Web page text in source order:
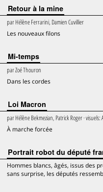
Retour à la mine
parHélène Ferrarini, Damien Cuvillier
Les nouveaux filons
Mi-temps
parZoé Thouron
Dans les cordes
Loi Macron
parHélène Bekmezian, Patrick Roger· visuels:
À marche forcée
Portrait robot du député
Hommes blancs, âgés, issus des
sans surprise, les députés